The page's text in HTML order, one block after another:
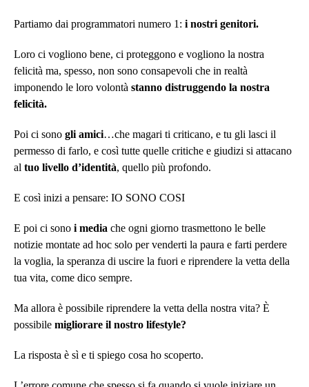
Partiamo dai programmatori numero 1: i nostri genitori.
Loro ci vogliono bene, ci proteggono e vogliono la nostra
felicità ma, spesso, non sono consapevoli che in realtà
imponendo le loro volontà stanno distruggendo la nostra
felicità.
Poi ci sono gli amici…che magari ti criticano, e tu gli lasci il
permesso di farlo, e così tutte quelle critiche e giudizi si attacano
al tuo livello d’identità, quello più profondo.
E così inizi a pensare: IO SONO COSI
E poi ci sono i media che ogni giorno trasmettono le belle
notizie montate ad hoc solo per venderti la paura e farti perdere
la voglia, la speranza di uscire la fuori e riprendere la vetta della
tua vita, come dico sempre.
Ma allora è possibile riprendere la vetta della nostra vita? È
possibile migliorare il nostro lifestyle?
La risposta è sì e ti spiego cosa ho scoperto.